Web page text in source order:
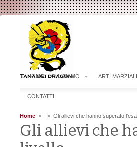
HOME CHI SIAMO ARTI
CONTATTI
Home > > Gli allievi che hanno superato
Gli allievi che